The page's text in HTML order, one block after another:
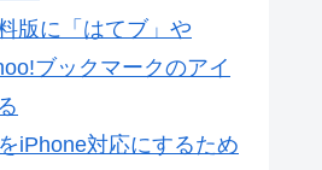
版に「はてブ」や
ブックマークのアイ
iPhone対応にするため